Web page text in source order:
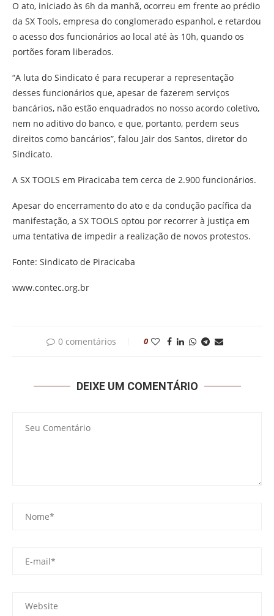
O ato, iniciado às 6h da manhã, ocorreu em frente ao prédio
da SX Tools, empresa do conglomerado espanhol, e retardou
o acesso dos funcionários ao local até às 10h, quando os
portões foram liberados.
“A luta do Sindicato é para recuperar a representação
desses funcionários que, apesar de fazerem serviços
bancários, não estão enquadrados no nosso acordo coletivo,
nem no aditivo do banco, e que, portanto, perdem seus
direitos como bancários”, falou Jair dos Santos, diretor do
Sindicato.
A SX TOOLS em Piracicaba tem cerca de 2.900 funcionários.
Apesar do encerramento do ato e da condução pacífica da
manifestação, a SX TOOLS optou por recorrer à justiça em
uma tentativa de impedir a realização de novos protestos.
Fonte: Sindicato de Piracicaba
www.contec.org.br
0 comentários 0
DEIXE UM COMENTÁRIO